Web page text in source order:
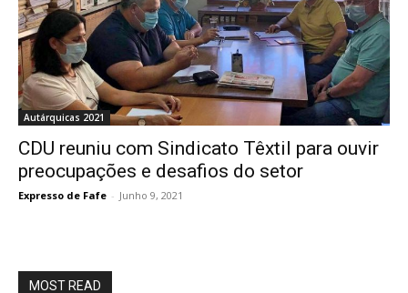
Autárquicas 2021
CDU reuniu com Sindicato Têxtil para ouvir
preocupações e desafios do setor
Expresso de Fafe - Junho 9, 2021
MOST READ